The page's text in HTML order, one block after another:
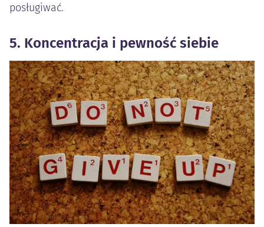
posługiwać.
5. Koncentracja i pewność siebie